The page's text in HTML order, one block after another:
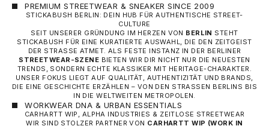
PREMIUM STREETWEAR & SNEAKER SINCE 2009
STICKABUSH BERLIN: DEIN HUB FÜR AUTHENTISCHE STREET-
CULTURE
SEIT UNSERER GRÜNDUNG IM HERZEN VON BERLIN STEHT
STICKABUSH FÜR EINE KURATIERTE AUSWAHL, DIE DEN ZEITGEIST
DER STRASSE ATMET. ALS FESTE INSTANZ IN DER BERLINER
STREETWEAR-SZENE BIETEN WIR DIR NICHT NUR DIE NEUESTEN
TRENDS, SONDERN ECHTE KLASSIKER MIT HERITAGE-CHARAKTER.
UNSER FOKUS LIEGT AUF QUALITÄT, AUTHENTIZITÄT UND BRANDS,
DIE EINE GESCHICHTE ERZÄHLEN – VON DEN STRASSEN BERLINS BIS I
N DIE WELTWEITEN METROPOLEN.
WORKWEAR DNA & URBAN ESSENTIALS
CARHARTT WIP, ALPHA INDUSTRIES & ZEITLOSE STREETWEAR
WIR SIND STOLZER PARTNER VON CARHARTT WIP (WORK IN